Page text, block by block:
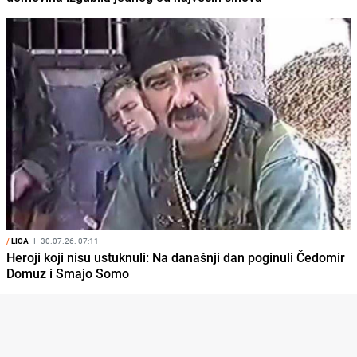
/LICA I 30.07.26. 07:11
Heroji koji nisu ustuknuli: Na današnji dan poginuli Čedomir
Domuz i Smajo Somo